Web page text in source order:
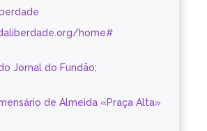
home#
Jornal do Fundão;
de Almeida «Praça Alta»